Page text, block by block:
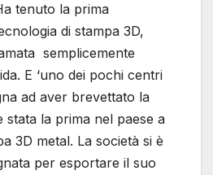
tenuto la prima
di stampa 3D,
semplicemente
E ‘uno dei pochi centri
ad aver brevettato la
stata la prima nel paese a
3D metal. La società si è
per esportare il suo